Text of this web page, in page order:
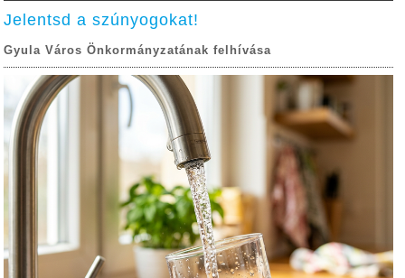
Jelentsd a szúnyogokat!
Gyula Város Önkormányzatának felhívása